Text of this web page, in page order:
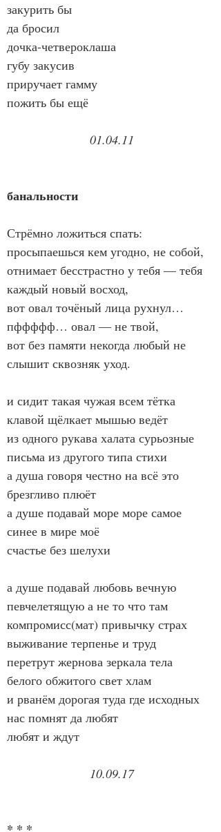
закурить бы
да бросил
дочка-четвероклаша
губу закусив
приручает гамму
пожить бы ещё
01.04.11
банальности
Стрёмно ложиться спать:
просыпаешься кем угодно, не собой,
отнимает бесстрастно у тебя — тебя
каждый новый восход,
вот овал точёный лица рухнул…
пффффф… овал — не твой,
вот без памяти некогда любый не
слышит сквозняк уход.
и сидит такая чужая всем тётка
клавой щёлкает мышью ведёт
из одного рукава халата сурьозные
письма из другого типа стихи
а душа говоря честно на всё это
брезгливо плюёт
а душе подавай море море самое
синее в мире моё
счастье без шелухи
а душе подавай любовь вечную
певчелетящую а не то что там
компромисс(мат) привычку страх
выживание терпенье и труд
перетрут жернова зеркала тела
белого обжитого свет хлам
и рванём дорогая туда где исходных
нас помнят да любят
любят и ждут
10.09.17